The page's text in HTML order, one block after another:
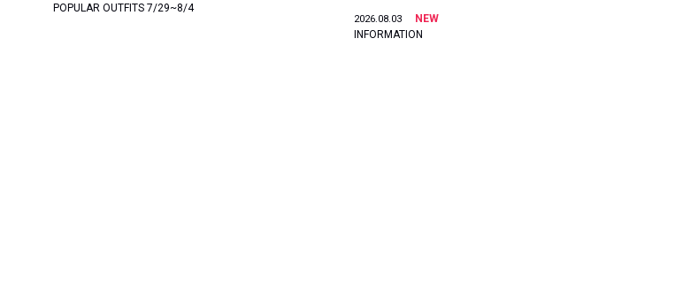
POPULAR OUTFITS 7/29~8/4
2026.08.03
NEW
INFORMATION